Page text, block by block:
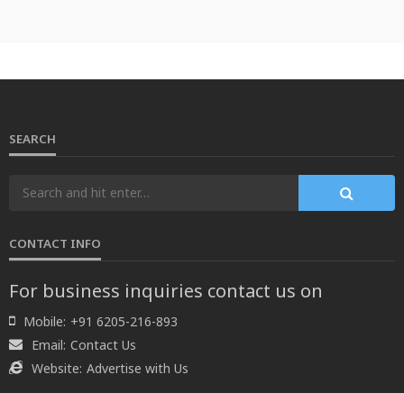
SEARCH
CONTACT INFO
For business inquiries contact us on
Mobile: +91 6205-216-893
Email: Contact Us
Website: Advertise with Us